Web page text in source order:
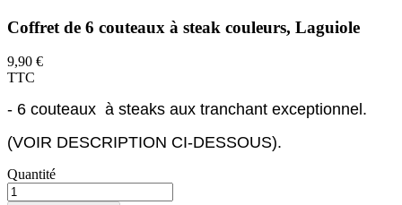
Coffret de 6 couteaux à steak couleurs, Laguiole
9,90 €
TTC
- 6 couteaux à steaks aux tranchant exceptionnel.
(VOIR DESCRIPTION CI-DESSOUS).
Quantité